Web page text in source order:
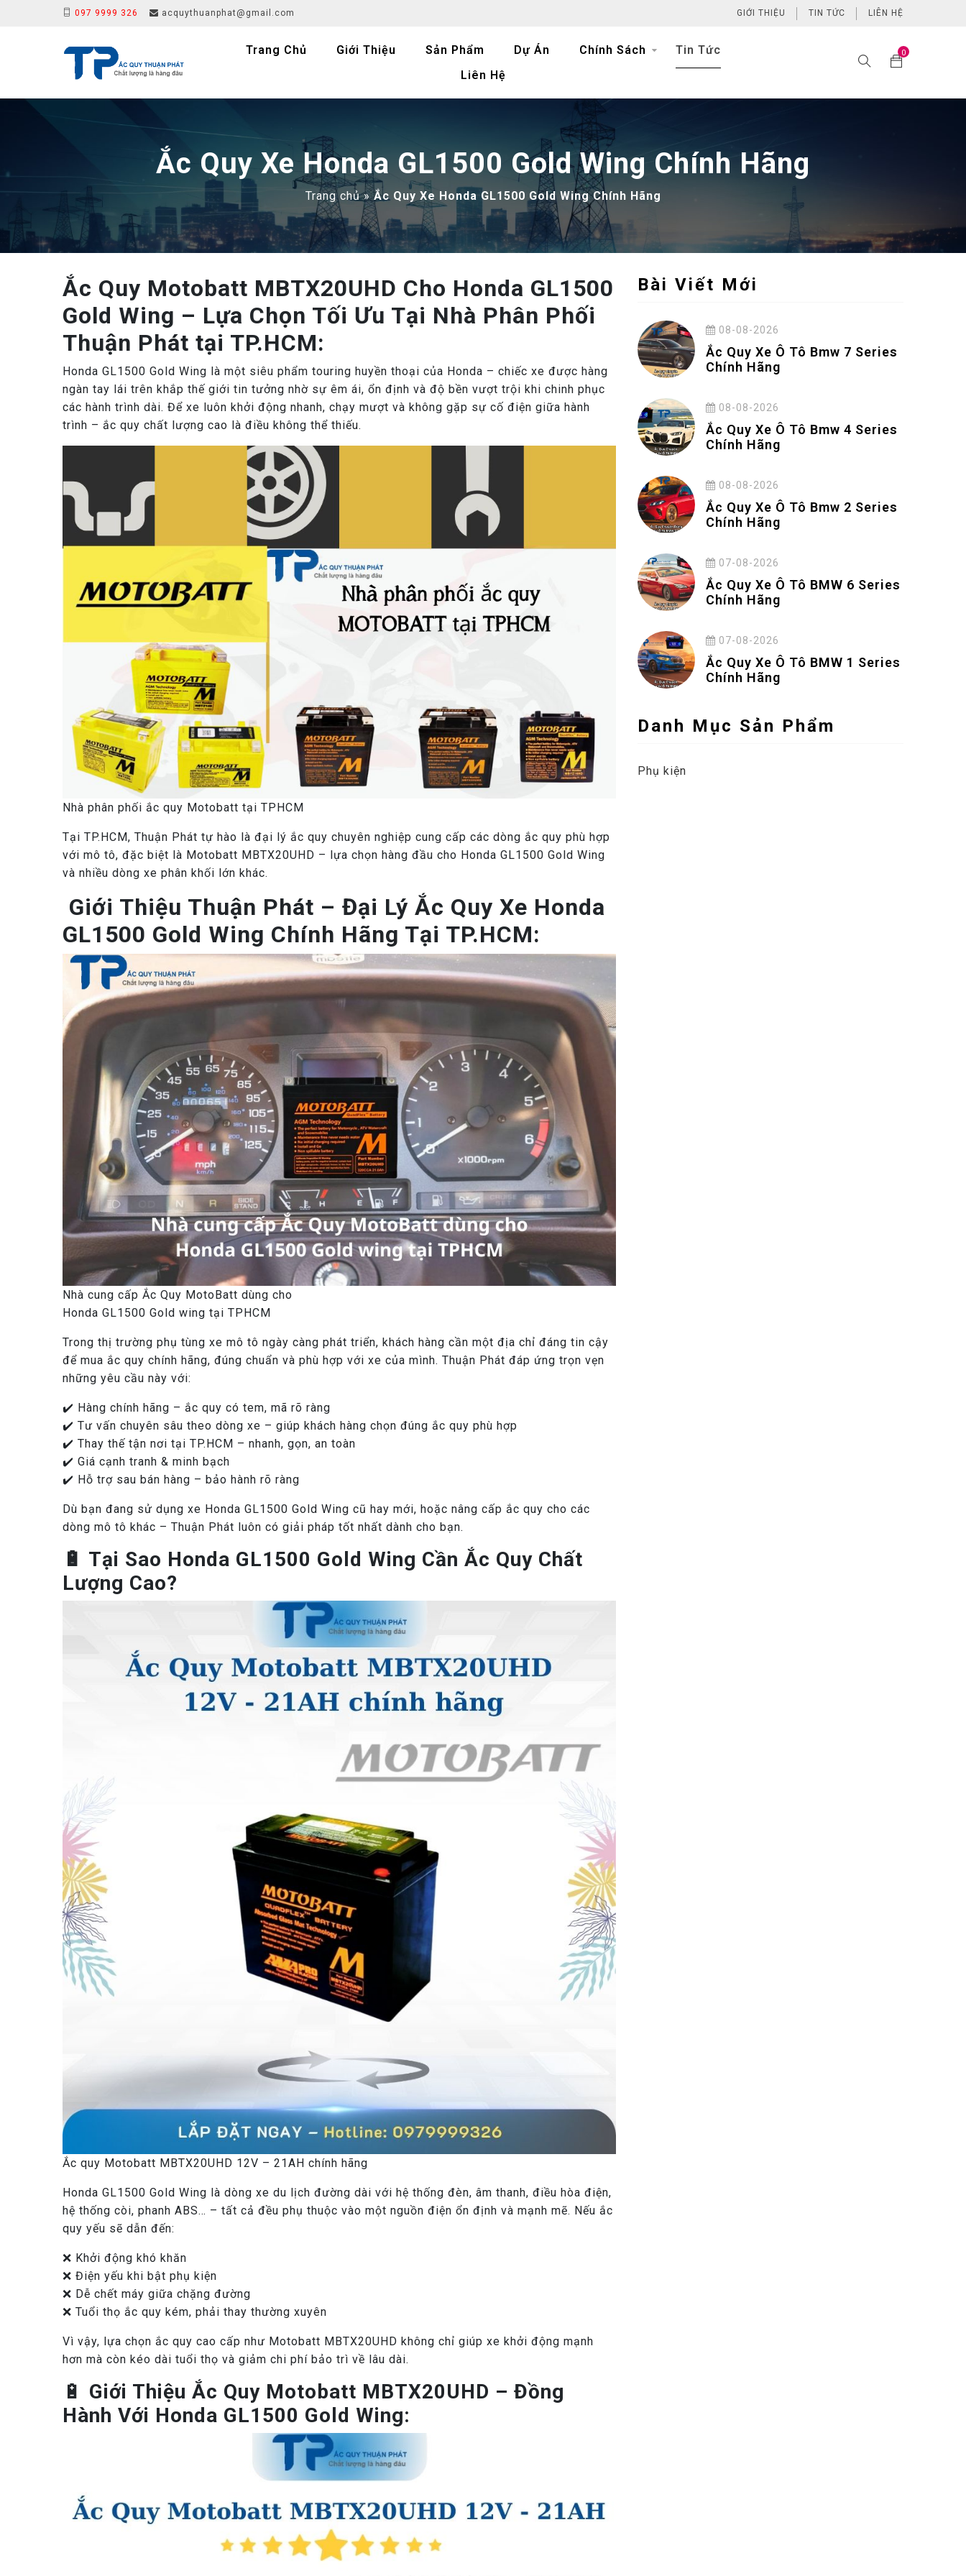
097 9999 326 acquythuanphat@gmail.com GIỚI THIỆU TIN TỨC LIÊN HỆ
Trang Chủ Giới Thiệu Sản Phẩm Dự Án Chính Sách
Tin Tức
Liên Hệ
0
Ắc Quy Xe Honda GL1500 Gold Wing Chính Hãng
Trang chủ»Ắc Quy Xe Honda GL1500 Gold Wing Chính Hãng
Ắc Quy Motobatt MBTX20UHD Cho Honda GL1500
Gold Wing – Lựa Chọn Tối Ưu Tại Nhà Phân Phối
Thuận Phát tại TP.HCM:
Honda GL1500 Gold Wing là một siêu phẩm touring huyền thoại của Honda – chiếc xe được hàng
ngàn tay lái trên khắp thế giới tin tưởng nhờ sự êm ái, ổn định và độ bền vượt trội khi chinh phục
các hành trình dài. Để xe luôn khởi động nhanh, chạy mượt và không gặp sự cố điện giữa hành
trình – ắc quy chất lượng cao là điều không thể thiếu.
Nhà phân phối ắc quy Motobatt tại TPHCM
Tại TP.HCM, Thuận Phát tự hào là đại lý ắc quy chuyên nghiệp cung cấp các dòng ắc quy phù hợp
với mô tô, đặc biệt là Motobatt MBTX20UHD – lựa chọn hàng đầu cho Honda GL1500 Gold Wing
và nhiều dòng xe phân khối lớn khác.
Giới Thiệu Thuận Phát – Đại Lý Ắc Quy Xe Honda
GL1500 Gold Wing Chính Hãng Tại TP.HCM:
Nhà cung cấp Ắc Quy MotoBatt dùng cho
Honda GL1500 Gold wing tại TPHCM
Trong thị trường phụ tùng xe mô tô ngày càng phát triển, khách hàng cần một địa chỉ đáng tin cậy
để mua ắc quy chính hãng, đúng chuẩn và phù hợp với xe của mình. Thuận Phát đáp ứng trọn vẹn
những yêu cầu này với:
✔️ Hàng chính hãng – ắc quy có tem, mã rõ ràng
✔️ Tư vấn chuyên sâu theo dòng xe – giúp khách hàng chọn đúng ắc quy phù hợp
✔️ Thay thế tận nơi tại TP.HCM – nhanh, gọn, an toàn
✔️ Giá cạnh tranh & minh bạch
✔️ Hỗ trợ sau bán hàng – bảo hành rõ ràng
Dù bạn đang sử dụng xe Honda GL1500 Gold Wing cũ hay mới, hoặc nâng cấp ắc quy cho các
dòng mô tô khác – Thuận Phát luôn có giải pháp tốt nhất dành cho bạn.
🔋 Tại Sao Honda GL1500 Gold Wing Cần Ắc Quy Chất
Lượng Cao?
Ắc quy Motobatt MBTX20UHD 12V – 21AH chính hãng
Honda GL1500 Gold Wing là dòng xe du lịch đường dài với hệ thống đèn, âm thanh, điều hòa điện,
hệ thống còi, phanh ABS… – tất cả đều phụ thuộc vào một nguồn điện ổn định và mạnh mẽ. Nếu ắc
quy yếu sẽ dẫn đến:
❌ Khởi động khó khăn
❌ Điện yếu khi bật phụ kiện
❌ Dễ chết máy giữa chặng đường
❌ Tuổi thọ ắc quy kém, phải thay thường xuyên
Vì vậy, lựa chọn ắc quy cao cấp như Motobatt MBTX20UHD không chỉ giúp xe khởi động mạnh
hơn mà còn kéo dài tuổi thọ và giảm chi phí bảo trì về lâu dài.
🔋 Giới Thiệu Ắc Quy Motobatt MBTX20UHD – Đồng
Hành Với Honda GL1500 Gold Wing:
Bài Viết Mới
08-08-2026
Ắc Quy Xe Ô Tô Bmw 7 Series
Chính Hãng
08-08-2026
Ắc Quy Xe Ô Tô Bmw 4 Series
Chính Hãng
08-08-2026
Ắc Quy Xe Ô Tô Bmw 2 Series
Chính Hãng
07-08-2026
Ắc Quy Xe Ô Tô BMW 6 Series
Chính Hãng
07-08-2026
Ắc Quy Xe Ô Tô BMW 1 Series
Chính Hãng
Danh Mục Sản Phẩm
Phụ kiện